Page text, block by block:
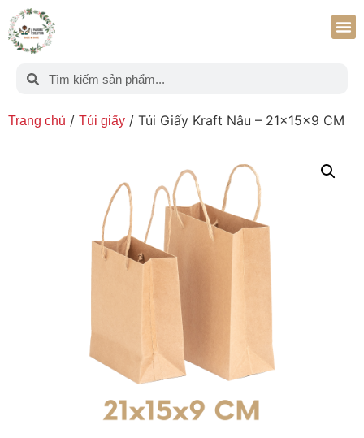
Trang chủ / Túi giấy / Túi Giấy Kraft Nâu – 21x15x9 CM